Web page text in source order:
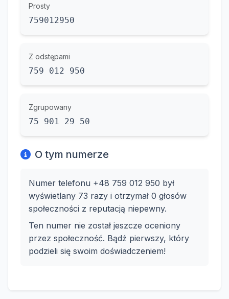
Prosty
759012950
Z odstępami
759 012 950
Zgrupowany
75 901 29 50
O tym numerze
Numer telefonu +48 759 012 950 był
wyświetlany 73 razy i otrzymał 0 głosów
społeczności z reputacją niepewny.
Ten numer nie został jeszcze oceniony
przez społeczność. Bądź pierwszy, który
podzieli się swoim doświadczeniem!